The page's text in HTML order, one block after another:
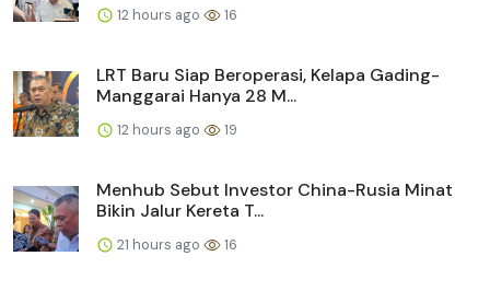
12 hours ago 16
LRT Baru Siap Beroperasi, Kelapa Gading-
Manggarai Hanya 28 M...
12 hours ago 19
Menhub Sebut Investor China-Rusia Minat
Bikin Jalur Kereta T...
21 hours ago 16